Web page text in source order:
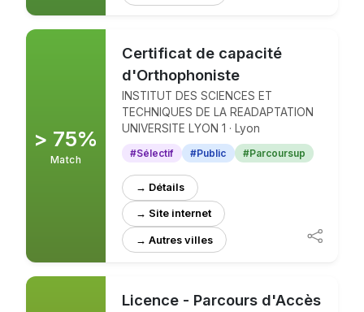
> 75%
Match
Certificat de capacité
d'Orthophoniste
INSTITUT DES SCIENCES ET
TECHNIQUES DE LA READAPTATION
UNIVERSITE LYON 1 · Lyon
#Sélectif #Public #Parcoursup
→ Détails
→ Site internet
Licence - Parcours d'Accès